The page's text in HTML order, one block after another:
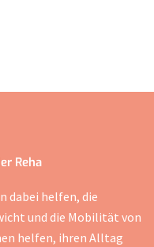
Reha
dabei helfen, die
und die Mobilität von
helfen, ihren Alltag